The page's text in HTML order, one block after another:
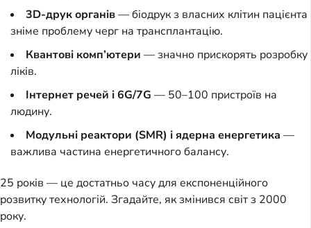
3D-друк органів— біодрук з власних клітин пацієнта
зніме проблему черг на трансплантацію.
Квантові комп’ютери — значно прискорять розробку
ліків.
Інтернет речей і 6G/7G — 50–100 пристроїв на
людину.
Модульні реактори (SMR) і ядерна енергетика —
важлива частина енергетичного балансу.
25 років — це достатньо часу для експоненційного
розвитку технологій. Згадайте, як змінився світ з 2000
року.